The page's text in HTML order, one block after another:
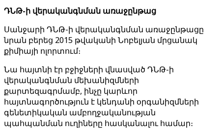
ԴՆԹ-ի վերականգնման առաջընթաց
Սանջարի ԴՆԹ-ի վերականգնման առաջընթացը
նրան բերեց 2015 թվականի Նոբելյան մրցանակ
քիմիայի ոլորտում։
Նա հայտնի էր բջիջների վնասված ԴՆԹ-ի
վերականգնման մեխանիզմների
քարտեզագրմամբ, ինչը կարևոր
հայտնագործություն է կենդանի օրգանիզմների
գենետիկական ամբողջականության
պահպանման ուղիները հասկանալու համար։